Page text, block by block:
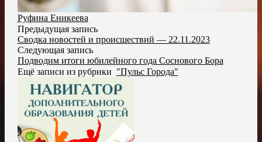
Руфина Еникеева
Предыдущая запись
Сводка новостей и происшествий — 22.11.2023
Следующая запись
Подводим итоги юбилейного года Соснового Бора
Ещё записи из рубрики "Пульс Города"